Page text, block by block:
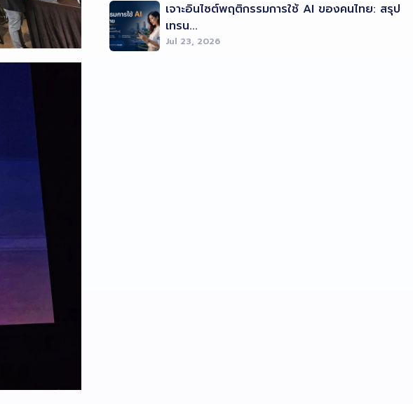
เจาะอินไซต์พฤติกรรมการใช้ AI ของคนไทย: สรุป
เทรน...
Jul 23, 2026